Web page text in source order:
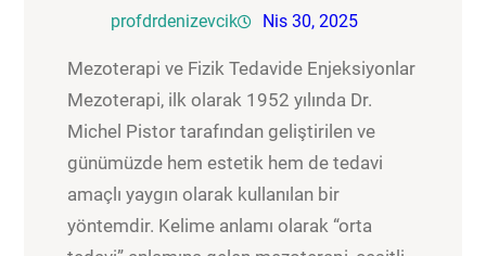
profdrdenizevcik Nis 30, 2025
Mezoterapi ve Fizik Tedavide Enjeksiyonlar
Mezoterapi, ilk olarak 1952 yılında Dr.
Michel Pistor tarafından geliştirilen ve
günümüzde hem estetik hem de tedavi
amaçlı yaygın olarak kullanılan bir
yöntemdir. Kelime anlamı olarak “orta